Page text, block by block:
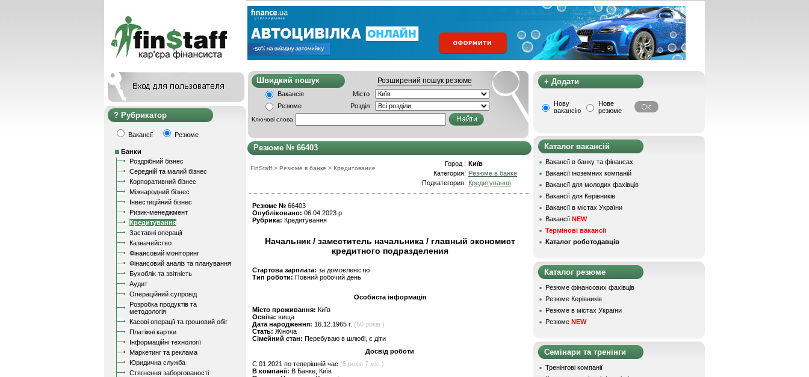
Рубрикатор
Вакансії Резюме
Банки
Роздрібний бізнес
Середній та малий бізнес
Корпоративний бізнес
Міжнародний бізнес
Інвестиційний бізнес
Ризик-менеджмент
Кредитування
Заставні операції
Казначейство
Фінансовий моніторинг
Фінансовий аналіз та планування
Бухоблік та звітність
Аудит
Операційний супровід
Розробка продуктів та
методологія
Касові операції та грошовий обіг
Платіжні картки
Інформаційні технології
Маркетинг та реклама
Юридична служба
Стягнення заборгованості
Швидкий пошук Розширений пошук резюме
Вакансія
Місто
Резюме
Розділ
Ключові слова
Резюме № 66403
FinStaff > Резюме в банке > Кредитование
Город : Київ
Категория: Резюме в банке
Подкатегория: Кредитування
Резюме № 66403
Опубліковано: 06.04.2023 р.
Рубрика: Кредитування
Начальник / заместитель начальника / главный экономист
кредитного подразделения
Стартова зарплата: за домовленістю
Тип роботи: Повний робочий день
Особиста інформація
Місто проживання: Київ
Освіта: вища
Дата народження: 16.12.1965 г. (60 років )
Стать: Жіноча
Сімейний стан: Перебуваю в шлюбі, є діти
Досвід роботи
C 01.2021 по теперішній час (5 років 7 міс.)
В компанії: В Банке, Київ
+ Додати
Нову
вакансію
Нове
резюме
Каталог вакансій
Вакансії в банку та фінансах
Вакансії іноземних компаній
Вакансії для молодих фахівців
Вакансії для Керівників
Вакансії в містах України
Вакансії NEW
Термінові вакансії
Каталог роботодавців
Каталог резюме
Резюме фінансових фахівців
Резюме Керівників
Резюме в містах України
Резюме NEW
Семінари та тренінги
Тренінгові компанії